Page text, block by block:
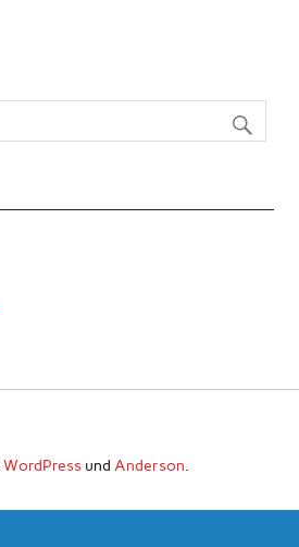
WordPressund Anderson